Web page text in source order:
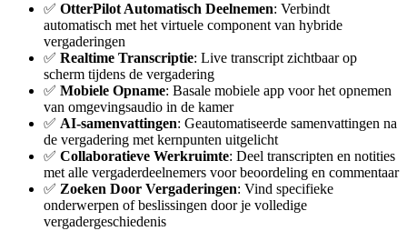
✅ OtterPilot Automatisch Deelnemen: Verbindt
automatisch met het virtuele component van hybride
vergaderingen
✅ Realtime Transcriptie: Live transcript zichtbaar op
scherm tijdens de vergadering
✅ Mobiele Opname: Basale mobiele app voor het opnemen
van omgevingsaudio in de kamer
✅ AI-samenvattingen: Geautomatiseerde samenvattingen na
de vergadering met kernpunten uitgelicht
✅ Collaboratieve Werkruimte: Deel transcripten en notities
met alle vergaderdeelnemers voor beoordeling en commentaar
✅ Zoeken Door Vergaderingen: Vind specifieke
onderwerpen of beslissingen door je volledige
vergadergeschiedenis